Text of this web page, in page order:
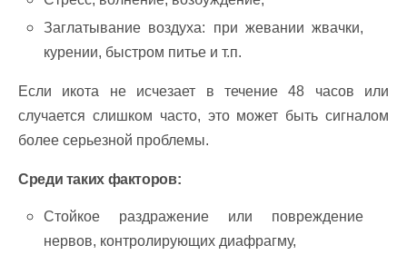
Заглатывание воздуха: при жевании жвачки,
курении, быстром питье и т.п.
Если икота не исчезает в течение 48 часов или
случается слишком часто, это может быть сигналом
более серьезной проблемы.
Среди таких факторов:
Стойкое раздражение или повреждение
нервов, контролирующих диафрагму,